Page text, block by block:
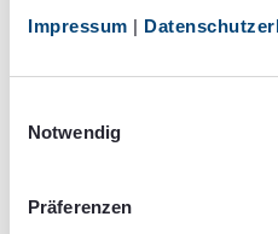
Impressum |
Notwendig
Präferenzen
3
Wie hoch sind
Fahrverbot